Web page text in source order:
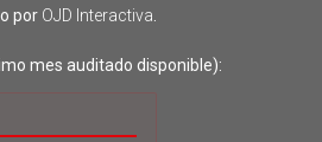
por OJD Interactiva
mes auditado disponible):